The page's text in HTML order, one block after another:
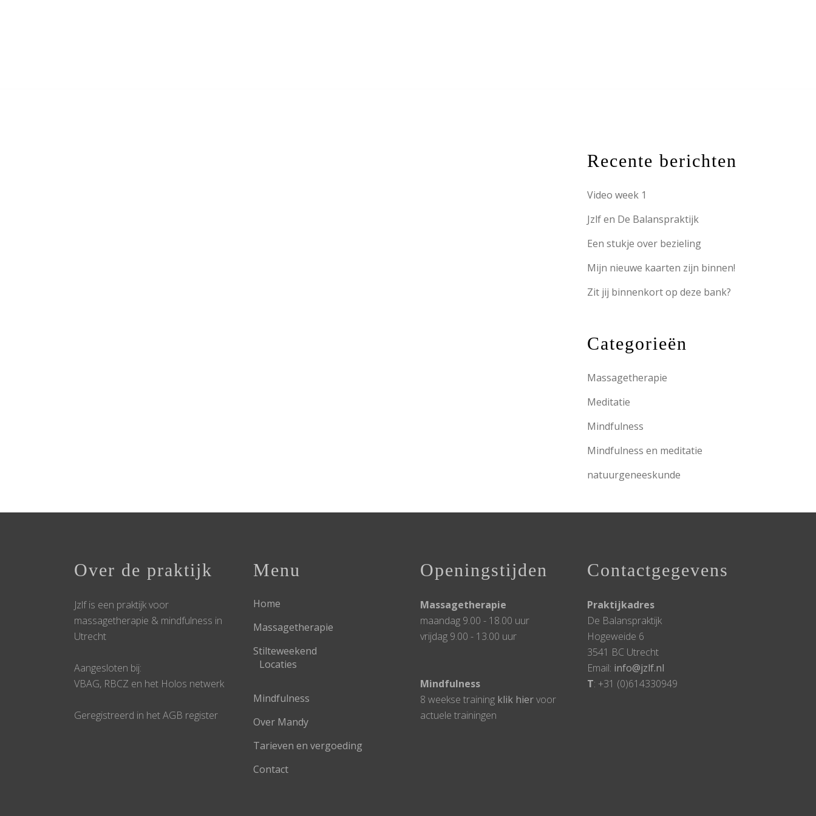
Recente berichten
Video week 1
Jzlf en De Balanspraktijk
Een stukje over bezieling
Mijn nieuwe kaarten zijn binnen!
Zit jij binnenkort op deze bank?
Categorieën
Massagetherapie
Meditatie
Mindfulness
Mindfulness en meditatie
natuurgeneeskunde
Over de praktijk
Jzlf is een praktijk voor
massagetherapie & mindfulness in
Utrecht
Aangesloten bij:
VBAG, RBCZ en het Holos netwerk
Geregistreerd in het AGB register
Menu
Home
Massagetherapie
Stilteweekend
Locaties
Mindfulness
Over Mandy
Tarieven en vergoeding
Contact
Openingstijden
Massagetherapie
maandag 9.00 - 18.00 uur
vrijdag 9.00 - 13.00 uur
Mindfulness
8 weekse training klik hiervoor
actuele trainingen
Contactgegevens
Praktijkadres
De Balanspraktijk
Hogeweide 6
3541 BC Utrecht
Email: info@jzlf.nl
T: +31 (0)614330949